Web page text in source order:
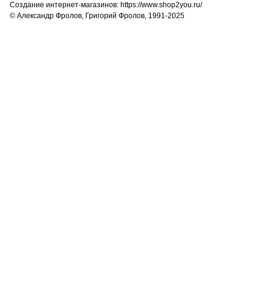
Создание интернет-магазинов: https://www.shop2you.ru/
© Александр Фролов, Григорий Фролов, 1991-2025